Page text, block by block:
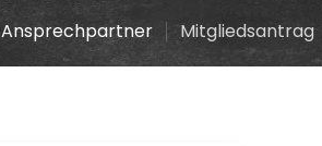
Ansprechpartner Mitgliedsantrag